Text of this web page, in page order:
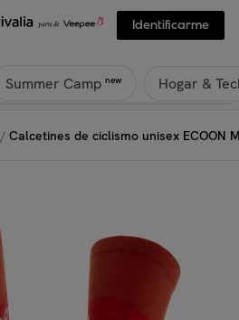
Identificarme
Summer Camp new Hogar &
/ Calcetines de ciclismo unisex ECOON